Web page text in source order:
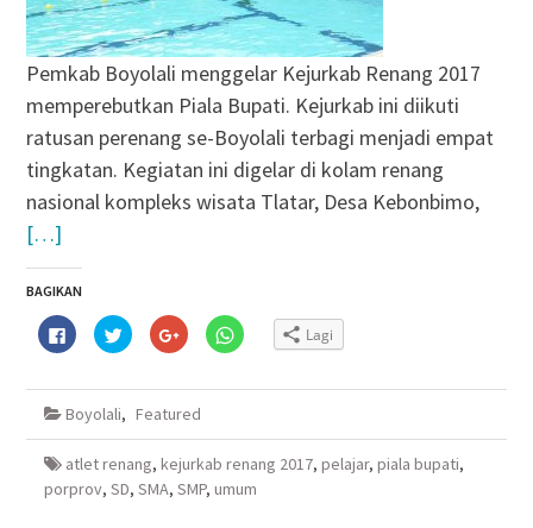
Pemkab Boyolali menggelar Kejurkab Renang 2017
memperebutkan Piala Bupati. Kejurkab ini diikuti
ratusan perenang se-Boyolali terbagi menjadi empat
tingkatan. Kegiatan ini digelar di kolam renang
nasional kompleks wisata Tlatar, Desa Kebonbimo,
[…]
BAGIKAN
Klik
untuk
membagikan
Facebook(Membuka
jendela
yang
baru)
Klik
untuk
berbagi
Twitter(Membuka
jendela
baru)
Klik
untuk
berbagi
Google+
di
yang
baru)
Klik
untuk
WhatsApp(Membuka
baru)
Lagi
Boyolali, Featured
atlet renang, kejurkab renang 2017, pelajar, piala bupati,
porprov, SD, SMA, SMP, umum